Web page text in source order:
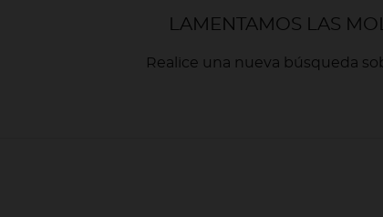
LAMENTAMOS LAS
Realice una nueva búsqueda